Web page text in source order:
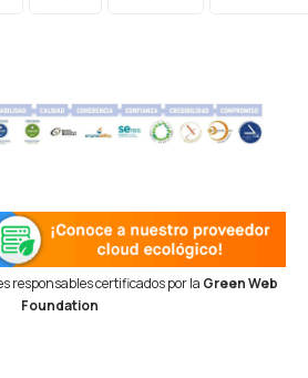
responsables certificados por la Green Web
Foundation